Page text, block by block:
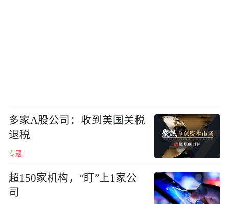
多家A股公司：收到美国关税
退税
专题
超150家机构，“盯”上1家公
司